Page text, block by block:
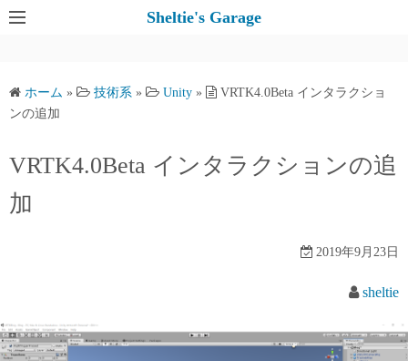
コ
ツ
ッ
Sheltie's Garage
ホーム » 技術系 » Unity »
VRTK4.0Beta インタラクショ
ンの追加
VRTK4.0Beta インタラクションの追
加
2019年9月23日
sheltie